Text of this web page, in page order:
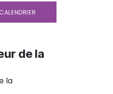
de la
la